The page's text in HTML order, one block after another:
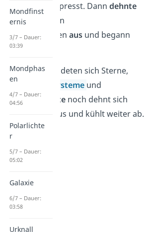
zusammengepresst. Dann dehnte
schlagartig in
ausund begann
Laufe der Zeit bildeten sich Sterne,
Sonnensysteme und
Auch
heutenoch dehnt sich
Universum aus und kühlt weiter ab.
Mondfinst
ernis
3/7 – Dauer:
03:39
Mondphas
en
4/7 – Dauer:
04:56
Polarlichte
r
5/7 – Dauer:
05:02
Galaxie
6/7 – Dauer:
03:58
Urknall